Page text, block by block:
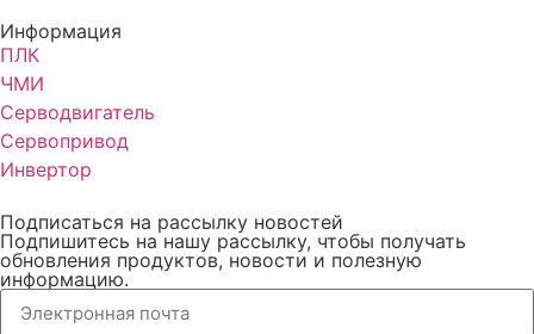
Информация
ПЛК
ЧМИ
Серводвигатель
Сервопривод
Инвертор
Подписаться на рассылку новостей
Подпишитесь на нашу рассылку, чтобы получать
обновления продуктов, новости и полезную
информацию.